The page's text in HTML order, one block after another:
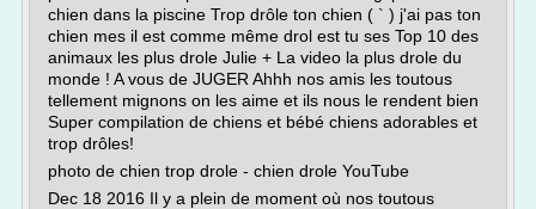
chien dans la piscine Trop drôle ton chien ( ` ) j'ai pas ton
chien mes il est comme même drol est tu ses Top 10 des
animaux les plus drole Julie + La video la plus drole du
monde ! A vous de JUGER Ahhh nos amis les toutous
tellement mignons on les aime et ils nous le rendent bien
Super compilation de chiens et bébé chiens adorables et
trop drôles!
photo de chien trop drole - chien drole YouTube
Dec 18 2016 Il y a plein de moment où nos toutous